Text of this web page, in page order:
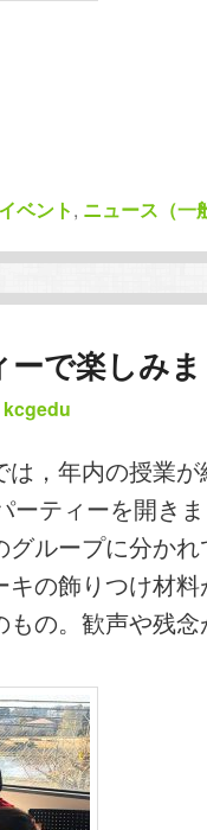
ベント, ニュース（一
で楽しみ
kcgedu
，年内の授業
ーティーを開き
グループに分か
の飾りつけ材
の。歓声や残